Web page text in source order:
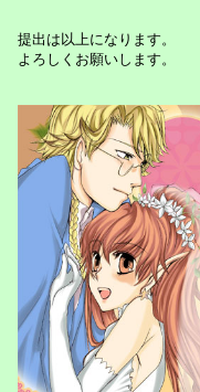
提出は以上になります。
よろしくお願いします。